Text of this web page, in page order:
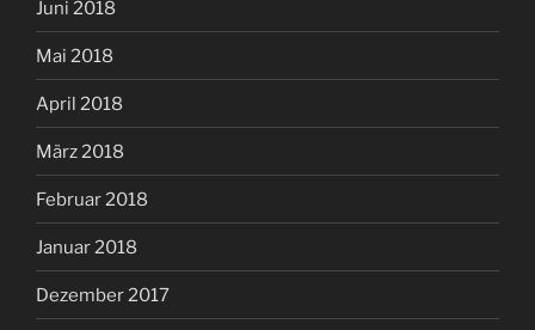
Juni 2018
Mai 2018
April 2018
März 2018
Februar 2018
Januar 2018
Dezember 2017